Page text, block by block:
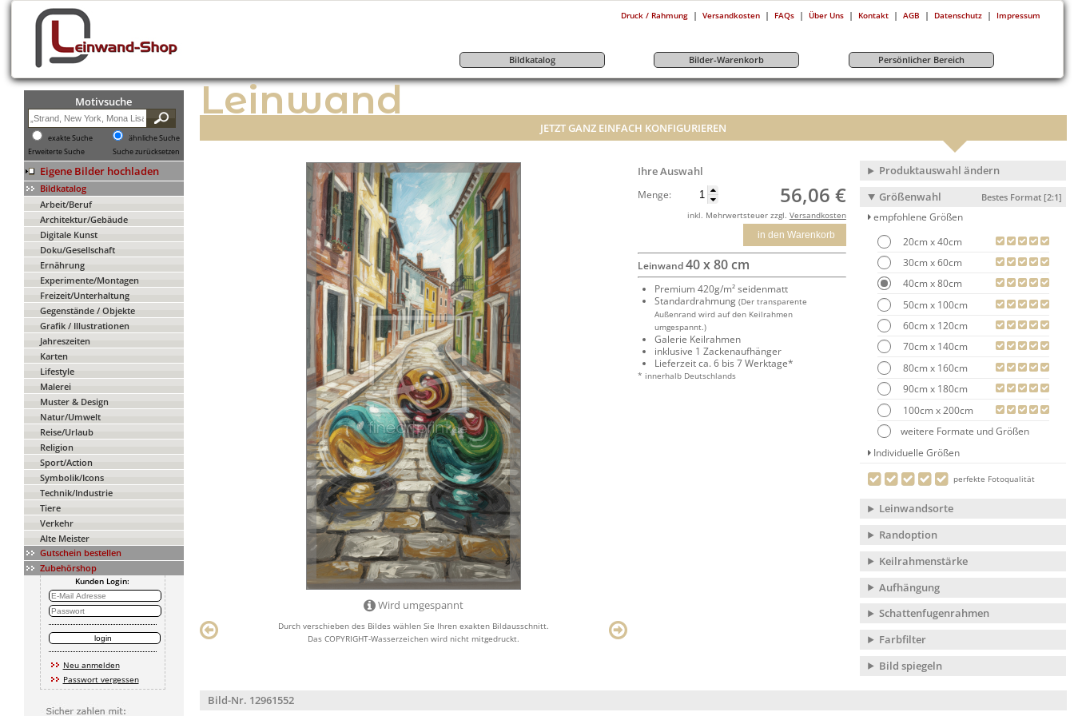
Druck / Rahmung | Versandkosten | FAQs | Über Uns | Kontakt | AGB | Datenschutz | Impressum
Bildkatalog Bilder-Warenkorb Persönlicher Bereich
Motivsuche
exakte Suche
ähnliche Suche
Erweiterte Suche
Suche zurücksetzen
Eigene Bilder hochladen
Bildkatalog
Arbeit/Beruf
Architektur/Gebäude
Digitale Kunst
Doku/Gesellschaft
Ernährung
Experimente/Montagen
Freizeit/Unterhaltung
Gegenstände / Objekte
Grafik / Illustrationen
Jahreszeiten
Karten
Lifestyle
Malerei
Muster & Design
Natur/Umwelt
Reise/Urlaub
Religion
Sport/Action
Symbolik/Icons
Technik/Industrie
Tiere
Verkehr
Alte Meister
Gutschein bestellen
Zubehörshop
Kunden Login:
Neu anmelden
Passwort vergessen
Leinwand
JETZT GANZ EINFACH KONFIGURIEREN
Wird umgespannt
Durch verschieben des Bildes wählen Sie Ihren exakten Bildausschnitt.
Das COPYRIGHT-Wasserzeichen wird nicht mitgedruckt.
Ihre Auswahl
Menge: 56,06 €
inkl. Mehrwertsteuer zzgl. Versandkosten
in den Warenkorb
Leinwand40 x 80 cm
Premium 420g/m² seidenmatt
Standardrahmung (Der transparente
Außenrand wird auf den Keilrahmen
umgespannt.)
Galerie Keilrahmen
inklusive 1 Zackenaufhänger
Lieferzeit ca. 6 bis 7 Werktage*
* innerhalb Deutschlands
Produktauswahl ändern
Größenwahl
Bestes Format [2:1]
empfohlene Größen
20cm x 40cm
30cm x 60cm
40cm x 80cm
50cm x 100cm
60cm x 120cm
70cm x 140cm
80cm x 160cm
90cm x 180cm
100cm x 200cm
weitere Formate und Größen
Individuelle Größen
perfekte Fotoqualität
Leinwandsorte
Randoption
Keilrahmenstärke
Aufhängung
Schattenfugenrahmen
Farbfilter
Bild spiegeln
Bild-Nr. 12961552